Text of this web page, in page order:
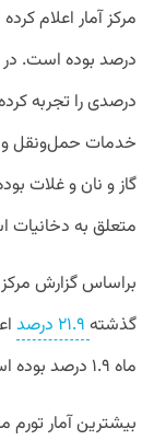
درصدی را تجربه
خدمات حمل‌ونقل و
گاز و نان و غلات
متعلق به
براساس گزارش
گذشته
ماه ۱.۹ درصد بوده است.
بیشترین آمار تورم